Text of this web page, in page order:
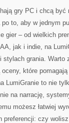
gry PC i chcą
to, aby w jednym
gier – od wielkich
jak i indie, na
stylach grania.
które
LumiGranie to nie
na narrację,
możesz łatwiej
preferencji: czy